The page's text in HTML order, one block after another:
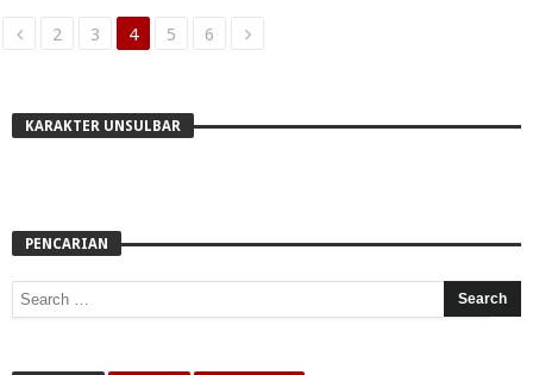
2 3 4 5 6
KARAKTER UNSULBAR
PENCARIAN